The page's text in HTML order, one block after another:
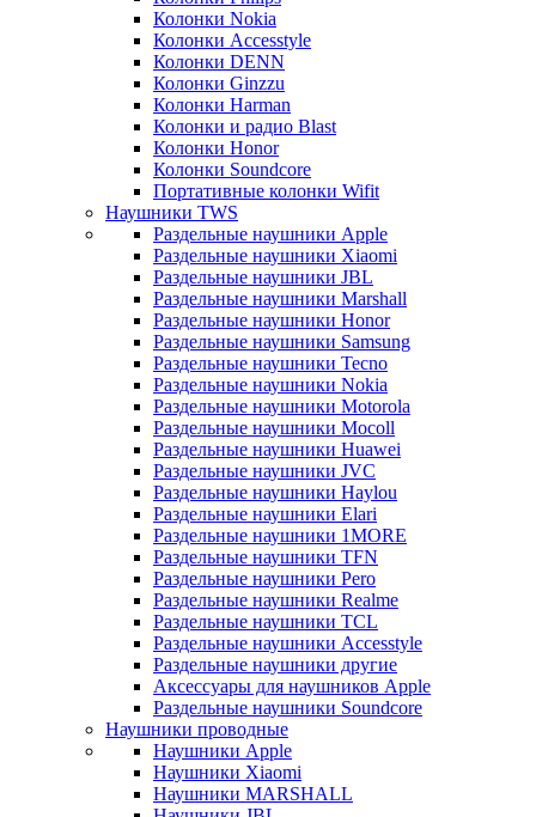
Колонки Nokia
Колонки Accesstyle
Колонки DENN
Колонки Ginzzu
Колонки Harman
Колонки и радио Blast
Колонки Honor
Колонки Soundcore
Портативные колонки Wifit
Наушники TWS
Раздельные наушники Apple
Раздельные наушники Xiaomi
Раздельные наушники JBL
Раздельные наушники Marshall
Раздельные наушники Honor
Раздельные наушники Samsung
Раздельные наушники Tecno
Раздельные наушники Nokia
Раздельные наушники Motorola
Раздельные наушники Mocoll
Раздельные наушники Huawei
Раздельные наушники JVC
Раздельные наушники Haylou
Раздельные наушники Elari
Раздельные наушники 1MORE
Раздельные наушники TFN
Раздельные наушники Pero
Раздельные наушники Realme
Раздельные наушники TCL
Раздельные наушники Accesstyle
Раздельные наушники другие
Аксессуары для наушников Apple
Раздельные наушники Soundcore
Наушники проводные
Наушники Apple
Наушники Xiaomi
Наушники MARSHALL